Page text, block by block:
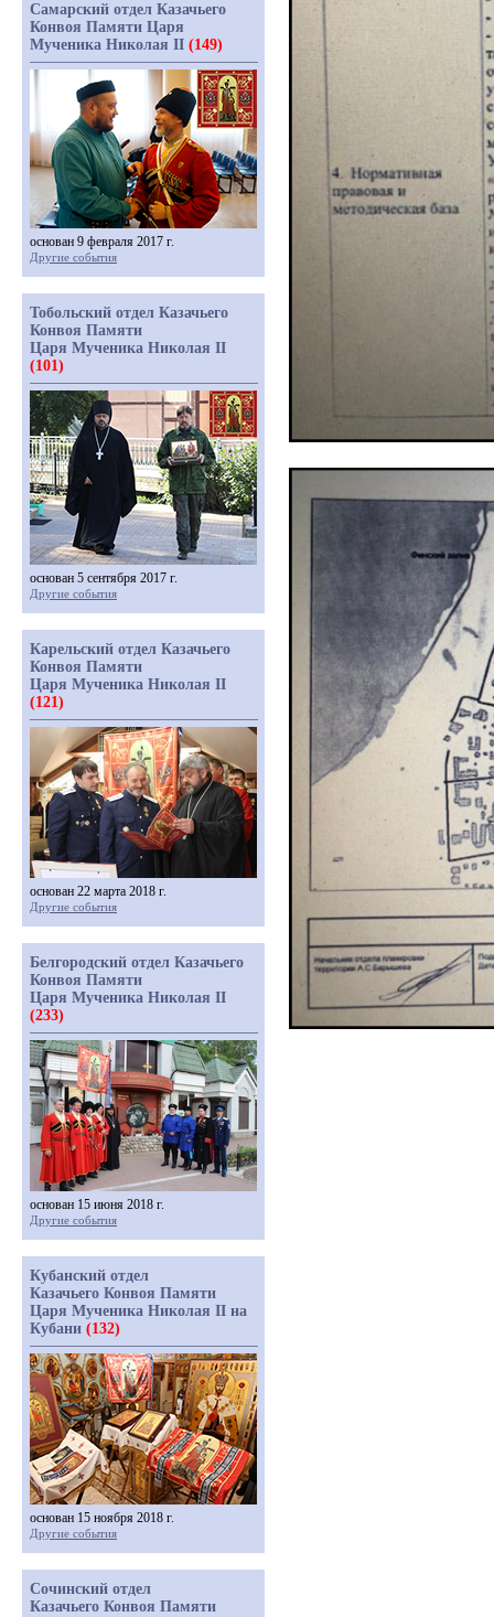
Самарский отдел Казачьего
Конвоя Памяти Царя
Мученика Николая II (149)
основан 9 февраля 2017 г.
Другие события
Тобольский отдел Казачьего
Конвоя Памяти
Царя Мученика Николая II
(101)
основан 5 сентября 2017 г.
Другие события
Карельский отдел Казачьего
Конвоя Памяти
Царя Мученика Николая II
(121)
основан 22 марта 2018 г.
Другие события
Белгородский отдел Казачьего
Конвоя Памяти
Царя Мученика Николая II
(233)
основан 15 июня 2018 г.
Другие события
Кубанский отдел
Казачьего Конвоя Памяти
Царя Мученика Николая II на
Кубани (132)
основан 15 ноября 2018 г.
Другие события
Сочинский отдел
Казачьего Конвоя Памяти